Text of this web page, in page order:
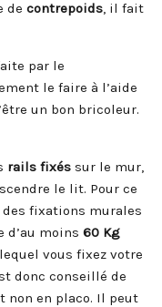
de contrepoids, il fait
par le
le faire à l’aide
un bon bricoleur.
rails fixés sur le mur,
le lit. Pour ce
fixations murales
moins 60 Kg
vous fixez votre
donc conseillé de
non en placo. Il peut